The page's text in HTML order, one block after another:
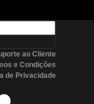
ao Cliente
e Condições
de Privacidade